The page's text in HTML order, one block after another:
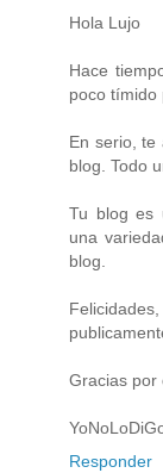
Hola Lujo
Hace
poco tímido
En serio, te
blog. Todo
Tu blog es
una
blog.
Gracias por
Responder